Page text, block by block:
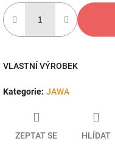
VLASTNÍ VÝROBEK
Kategorie: JAWA
ZEPTAT SE HLÍDAT